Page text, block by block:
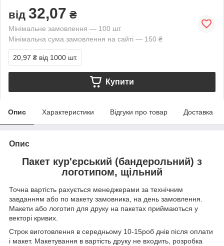
від 32,07 ₴
Мінімальне замовлення — 100 шт.
Мінімальна сума замовлення на сайті — 150 ₴
20,97 ₴ від 1000 шт.
Купити
Опис Характеристики Відгуки про товар Доставка
Опис
Пакет кур'єрський (бандерольний) з
логотипом, щільний
Точна вартість рахується менеджерами за технічним
завданням або по макету замовника, на день замовлення.
Макети або логотип для друку на пакетах приймаються у
векторі кривих.
Строк виготовлення в середньому 10-15роб днів після оплати
і макет. Макетування в вартість друку не входить, розробка